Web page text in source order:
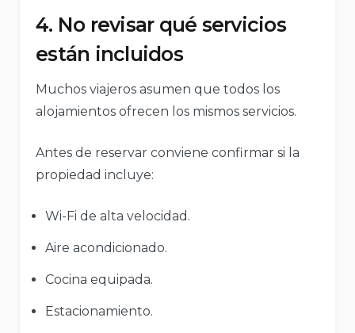
4. No revisar qué servicios
están incluidos
Muchos viajeros asumen que todos los
alojamientos ofrecen los mismos servicios.
Antes de reservar conviene confirmar si la
propiedad incluye:
Wi-Fi de alta velocidad.
Aire acondicionado.
Cocina equipada.
Estacionamiento.